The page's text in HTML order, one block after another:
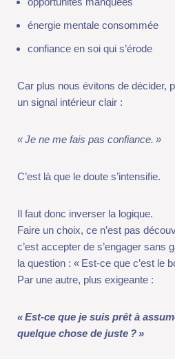
Car plus nous évitons de décider,
«Je ne me fais pas confiance.
C’est là que le doute s’intensifie.
Il faut donc inverser la logique.
accepter de s’engager sans garantie.
question : « Est-ce que c’est le bon
Par une autre, plus exigeante :
«Est-ce que je suis prêt à assumer ce
Ce basculement est déterminant.